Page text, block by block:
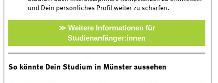
und Dein persönliches Profil weiter zu schärfen.
≫ Weitere Informationen für
Studienanfänger:innen
So könnte Dein Studium in Münster aussehen